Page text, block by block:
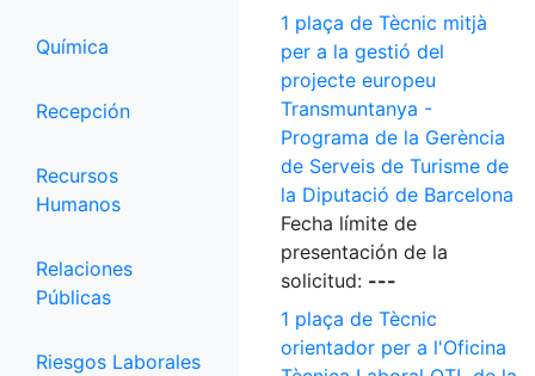
Química
Recepción
Recursos
Humanos
Relaciones
Públicas
Riesgos Laborales
1 plaça de Tècnic mitjà
per a la gestió del
projecte europeu
Transmuntanya -
Programa de la Gerència
de Serveis de Turisme de
la Diputació de Barcelona
Fecha límite de
presentación de la
solicitud: ---
1 plaça de Tècnic
orientador per a l'Oficina